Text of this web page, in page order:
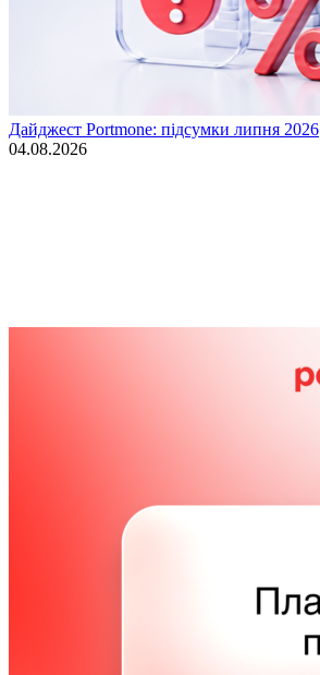
Дайджест Portmone: підсумки липня 2026
04.08.2026